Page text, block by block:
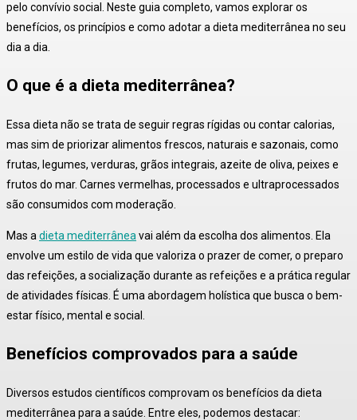
pelo convívio social. Neste guia completo, vamos explorar os
benefícios, os princípios e como adotar a dieta mediterrânea no seu
dia a dia.
O que é a dieta mediterrânea?
Essa dieta não se trata de seguir regras rígidas ou contar calorias,
mas sim de priorizar alimentos frescos, naturais e sazonais, como
frutas, legumes, verduras, grãos integrais, azeite de oliva, peixes e
frutos do mar. Carnes vermelhas, processados e ultraprocessados
são consumidos com moderação
Mas a dieta mediterrânea vai além da escolha dos alimentos. Ela
envolve um estilo de vida que valoriza o prazer de comer, o preparo
das refeições, a socialização durante as refeições e a prática regular
de atividades físicas . É uma abordagem holística que busca o bem-
estar físico, mental e social.
Benefícios comprovados para a saúde
Diversos estudos científicos comprovam os benefícios da dieta
mediterrânea para a saúde. Entre eles, podemos destacar: